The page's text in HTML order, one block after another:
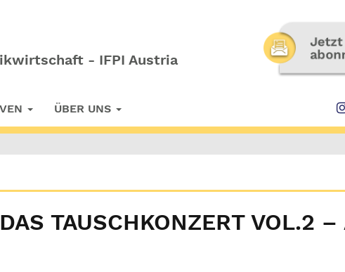
- IFPI Austria
ÜBER UNS
TAUSCHKONZERT VOL.2 –